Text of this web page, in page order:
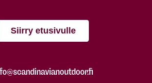
Siirry etusivulle